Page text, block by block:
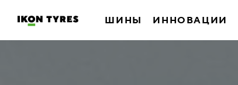
ШИНЫ ИННОВАЦИИ